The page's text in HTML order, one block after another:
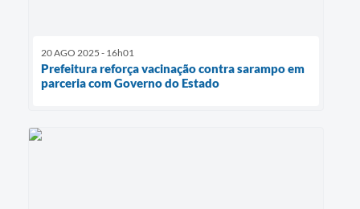
20 AGO 2025 - 16h01
Prefeitura reforça vacinação contra sarampo em
parceria com Governo do Estado